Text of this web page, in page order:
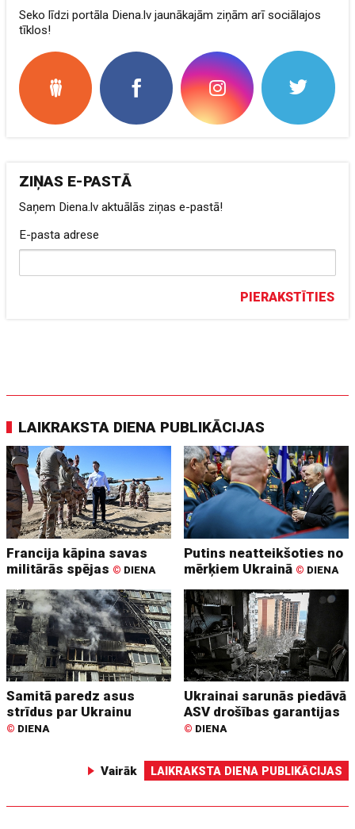
Seko līdzi portāla Diena.lv jaunākajām ziņām arī sociālajos
tīklos!
ZIŅAS E-PASTĀ
Saņem Diena.lv aktuālās ziņas e-pastā!
E-pasta adrese
PIERAKSTĪTIES
LAIKRAKSTA DIENA PUBLIKĀCIJAS
Francija kāpina savas
militārās spējas © DIENA
Putins neatteikšoties no
mērķiem Ukrainā © DIENA
Samitā paredz asus
strīdus par Ukrainu
© DIENA
Ukrainai sarunās piedāvā
ASV drošības garantijas
© DIENA
Vairāk LAIKRAKSTA DIENA PUBLIKĀCIJAS